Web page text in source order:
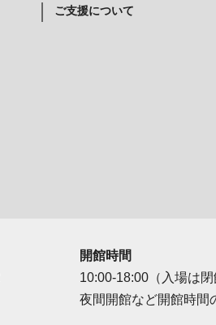
ご支援について
開館時間
10:00-18:00（入場は閉
夜間開館など開館時間